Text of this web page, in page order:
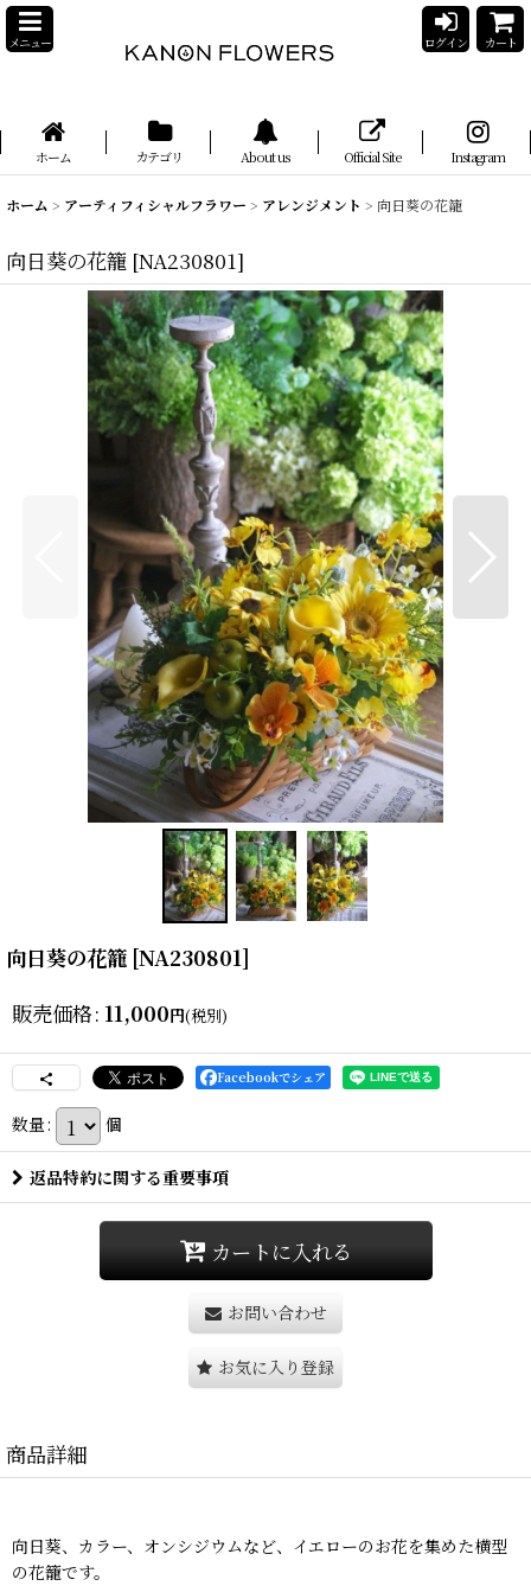
メニュー ログイン カート
ホーム カテゴリ About us Official Site Instagram
ホーム > アーティフィシャルフラワー > アレンジメント > 向日葵の花籠
向日葵の花籠 [NA230801]
向日葵の花籠 [NA230801]
販売価格: 11,000円(税別)
Facebookでシェア
数量: 個
返品特約に関する重要事項
カートに入れる
お問い合わせ
お気に入り登録
商品詳細
向日葵、カラー、オンシジウムなど、イエローのお花を集めた横型
の花籠です。